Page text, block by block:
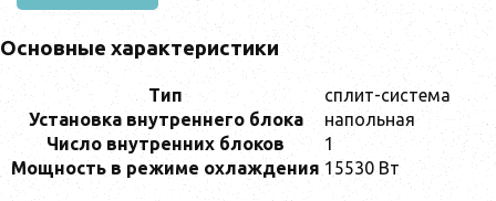
Основные характеристики
Тип
сплит-система
Установка внутреннего блока
напольная
Число внутренних блоков
1
Мощность в режиме охлаждения 15530 Вт